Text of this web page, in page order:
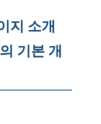
지 소개
기본 개